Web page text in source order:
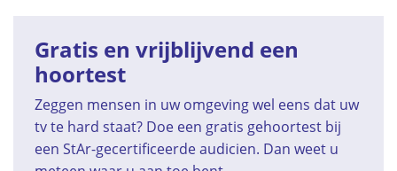
Gratis en vrijblijvend een
hoortest
Zeggen mensen in uw omgeving wel eens dat uw
tv te hard staat? Doe een gratis gehoortest bij
een StAr-gecertificeerde audicien. Dan weet u